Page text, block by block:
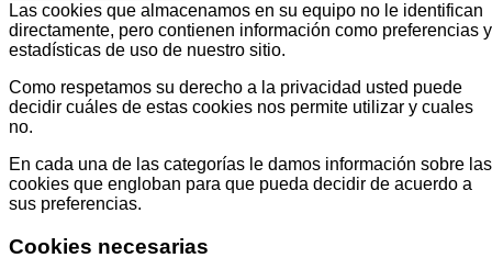
Las cookies que almacenamos en su equipo no le identifican
directamente, pero contienen información como preferencias y
estadísticas de uso de nuestro sitio.
Como respetamos su derecho a la privacidad usted puede
decidir cuáles de estas cookies nos permite utilizar y cuales
no.
En cada una de las categorías le damos información sobre las
cookies que engloban para que pueda decidir de acuerdo a
sus preferencias.
Cookies necesarias